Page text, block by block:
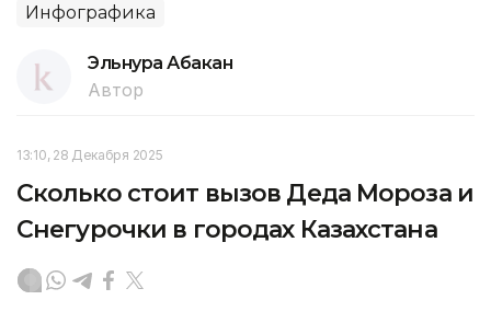
Инфографика
Эльнура Абакан
Автор
13:10, 28 Декабря 2025
Сколько стоит вызов Деда Мороза и
Снегурочки в городах Казахстана